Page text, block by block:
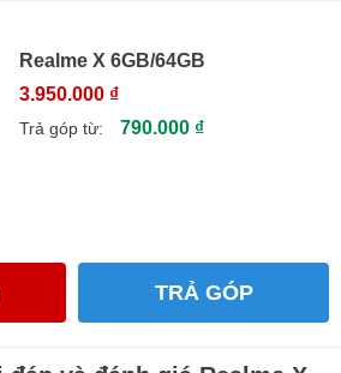
rẻ nhất có thiết
Realme giá rẻnày. Realme X có
K20 Pro của Xiaomi.
Realme X 6GB/64GB
3.950.000 ₫
Trả góp từ: 790.000 ₫
TRẢ GÓP